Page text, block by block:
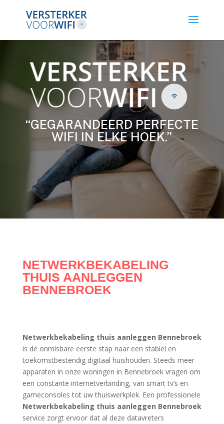
“GEGARANDEERD PERFECTE
WIFI IN ELKE HOEK.”
NETWERKBEKABELING
THUIS AANLEGGEN
BENNEBROEK
Netwerkbekabeling thuis aanleggen Bennebroek
is de onmisbare eerste stap naar een stabiel en
toekomstbestendig digitaal huishouden. Steeds meer
apparaten in onze woningen in Bennebroek vragen om
een constante internetverbinding, van smart tv’s en
gameconsoles tot uw thuiswerkplek. Een professionele
Netwerkbekabeling thuis aanleggen Bennebroek
service zorgt ervoor dat al deze datavreters